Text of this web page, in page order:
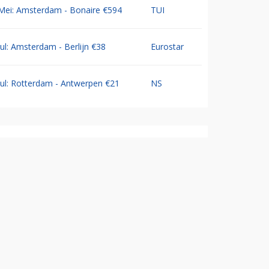
Amsterdam - Bonaire €594 TUI
Amsterdam - Berlijn €38 Eurostar
Rotterdam - Antwerpen €21 NS